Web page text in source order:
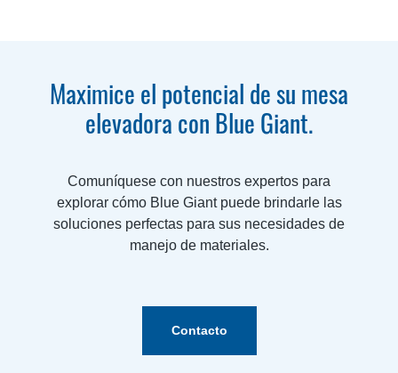
Maximice el potencial de su mesa
elevadora con Blue Giant.
Comuníquese con nuestros expertos para
explorar cómo Blue Giant puede brindarle las
soluciones perfectas para sus necesidades de
manejo de materiales.
Contacto